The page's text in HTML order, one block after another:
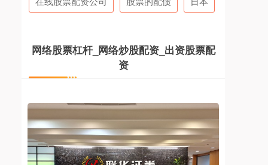
网络股票杠杆_网络炒股配资_出资股票配
资